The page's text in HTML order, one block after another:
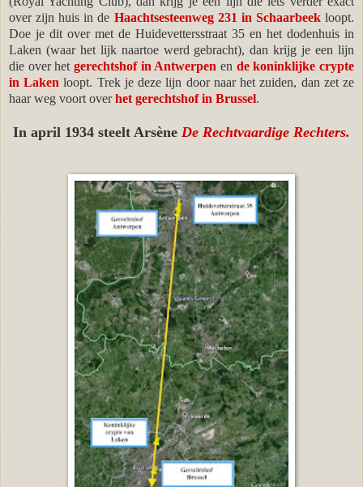
over zijn huis in de Haachtsesteenweg 231 in Schaarbeekloopt.
Doe je dit over met de Huidevettersstraat 35 en het dodenhuis in
Laken (waar het lijk naartoe werd gebracht), dan krijg je een lijn
die over het gerechtshof in Antwerpen en de koninklijke crypte
in Laken loopt. Trek je deze lijn door naar het zuiden, dan zet ze
haar weg voort overhet gerechtshof in Brussel.
In april 1934 steelt Arsène De Rechtvaardige Rechters.